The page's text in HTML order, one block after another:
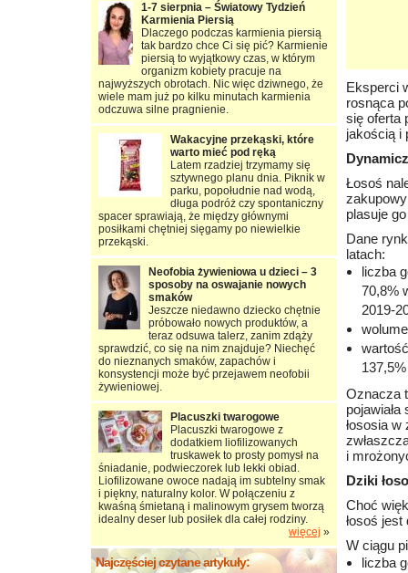
Eksperci
rosnąca
się oferta
jakością i
Łosoś
plasuje
Dane
latach:
liczba
70,8%
2019-
Oznacza
łososia
i
Dziki
Choć
łosoś
W ciągu
liczba
1-7 sierpnia – Światowy Tydzień
Karmienia Piersią
Dlaczego podczas karmienia piersią
tak bardzo chce Ci się pić? Karmienie
piersią to wyjątkowy czas, w którym
organizm kobiety pracuje na
najwyższych obrotach. Nic więc dziwnego, że
wiele mam już po kilku minutach karmienia
odczuwa silne pragnienie.
Wakacyjne przekąski, które
warto mieć pod ręką
Latem rzadziej trzymamy się
sztywnego planu dnia. Piknik w
parku, popołudnie nad wodą,
długa podróż czy spontaniczny
spacer sprawiają, że między głównymi
posiłkami chętniej sięgamy po niewielkie
przekąski.
Neofobia żywieniowa u dzieci – 3
sposoby na oswajanie nowych
smaków
Jeszcze niedawno dziecko chętnie
próbowało nowych produktów, a
teraz odsuwa talerz, zanim zdąży
sprawdzić, co się na nim znajduje? Niechęć
do nieznanych smaków, zapachów i
konsystencji może być przejawem neofobii
żywieniowej.
Placuszki twarogowe
Placuszki twarogowe z
dodatkiem liofilizowanych
truskawek to prosty pomysł na
śniadanie, podwieczorek lub lekki obiad.
Liofilizowane owoce nadają im subtelny smak
i piękny, naturalny kolor. W połączeniu z
kwaśną śmietaną i malinowym grysem tworzą
idealny deser lub posiłek dla całej rodziny.
więcej »
Najczęściej czytane artykuły: